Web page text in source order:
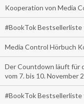
Kooperation von Media
#BookTok
Media Control Hörbuch
Der Countdown läuft für
vom 7. bis 10. November
#BookTok